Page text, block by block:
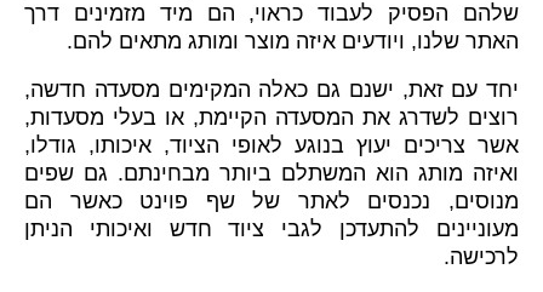
שלהם הפסיק לעבוד כראוי, הם מיד מזמינים דרך
האתר שלנו, ויודעים איזה מוצר ומותג מתאים להם.
יחד עם זאת, ישנם גם כאלה המקימים מסעדה חדשה,
רוצים לשדרג את המסעדה הקיימת, או בעלי מסעדות,
אשר צריכים יעוץ בנוגע לאופי הציוד, איכותו, גודלו,
ואיזה מותג הוא המשתלם ביותר מבחינתם. גם שפים
מנוסים, נכנסים לאתר של שף פוינט כאשר הם
מעוניינים להתעדכן לגבי ציוד חדש ואיכותי הניתן
לרכישה.